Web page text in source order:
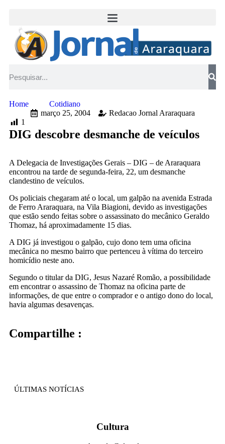
Home
Cotidiano
março 25, 2004
Redacao Jornal Araraquara
1
DIG descobre desmanche de veículos
A Delegacia de Investigações Gerais – DIG – de Araraquara
encontrou na tarde de segunda-feira, 22, um desmanche
clandestino de veículos.
Os policiais chegaram até o local, um galpão na avenida Estrada
de Ferro Araraquara, na Vila Biagioni, devido as investigações
que estão sendo feitas sobre o assassinato do mecânico Geraldo
Thomaz, há aproximadamente 15 dias.
A DIG já investigou o galpão, cujo dono tem uma oficina
mecânica no mesmo bairro que pertenceu à vítima do terceiro
homicídio neste ano.
Segundo o titular da DIG, Jesus Nazaré Romão, a possibilidade
em encontrar o assassino de Thomaz na oficina parte de
informações, de que entre o comprador e o antigo dono do local,
havia algumas desavenças.
Compartilhe :
ÚLTIMAS NOTÍCIAS
Cultura